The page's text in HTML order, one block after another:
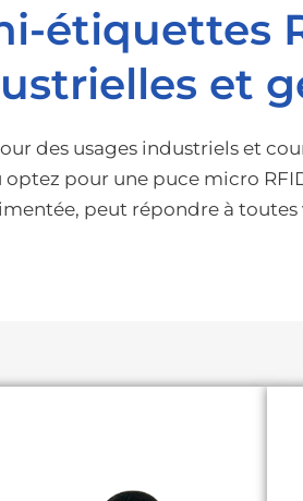
étiquettes
et
des usages industriels et
pour une puce micro
peut répondre à toutes